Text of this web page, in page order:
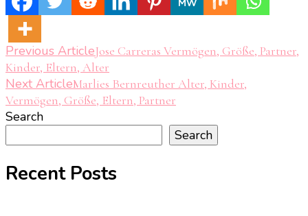
Post
Navigation
Previous ArticleJose Carreras Vermögen, Größe, Partner,
Kinder, Eltern, Alter
Next ArticleMarlies Bernreuther Alter, Kinder,
Vermögen, Größe, Eltern, Partner
Search
Search
Recent Posts